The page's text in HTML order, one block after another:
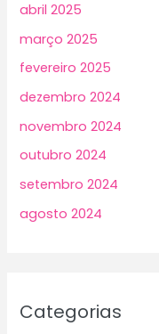
abril 2025
março 2025
fevereiro 2025
dezembro 2024
novembro 2024
outubro 2024
setembro 2024
agosto 2024
Categorias